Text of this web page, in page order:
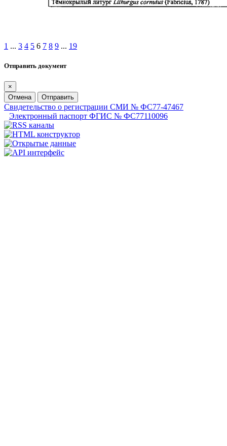
1 ... 3 4 5 6 7 8 9 ... 19
Отправить документ
×
Отмена
Отправить
Свидетельство о регистрации СМИ № ФС77-47467
Электронный паспорт ФГИС № ФС77110096